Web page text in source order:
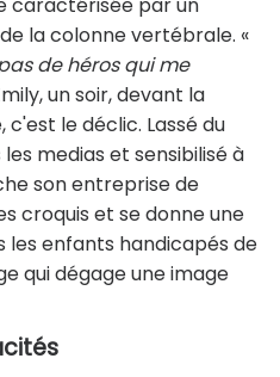
la colonne vertébrale. «
de héros qui me
un soir, devant la
c'est le déclic. Lassé du
medias et sensibilisé à
son entreprise de
croquis et se donne une
les enfants handicapés de
qui dégage une image